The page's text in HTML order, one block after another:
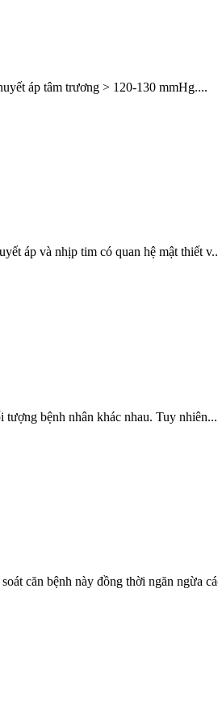
áp tâm trương > 120-130 mmHg....
áp và nhịp tim có quan hệ mật thiết
tượng bệnh nhân khác nhau. Tuy nhiên...
căn bệnh này đồng thời ngăn ngừa